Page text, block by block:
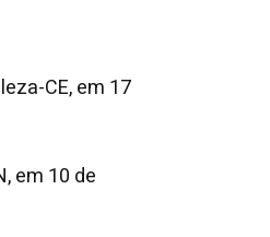
CE, em 17
em 10 de